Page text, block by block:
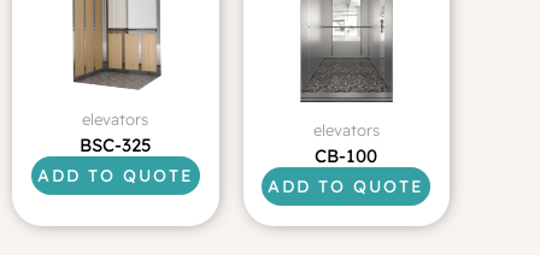
elevators
CB-100
ADD TO QUOTE
elevators
BSC-325
ADD TO QUOTE